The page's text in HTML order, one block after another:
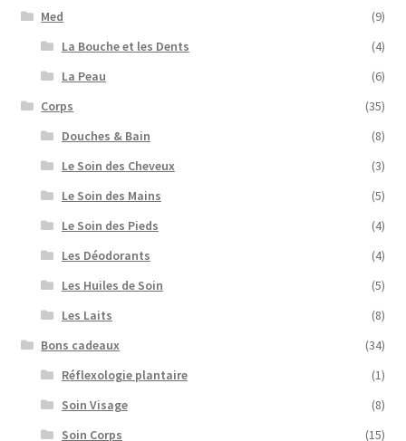
Med
(9)
La Bouche et les Dents
(4)
La Peau
(6)
Corps
(35)
Douches & Bain
(8)
Le Soin des Cheveux
(3)
Le Soin des Mains
(5)
Le Soin des Pieds
(4)
Les Déodorants
(4)
Les Huiles de Soin
(5)
Les Laits
(8)
Bons cadeaux
(34)
Réflexologie plantaire
(1)
Soin Visage
(8)
Soin Corps
(15)